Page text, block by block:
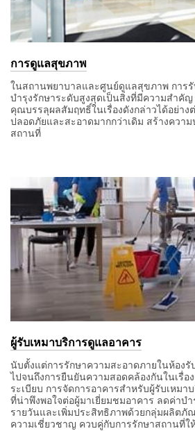
การดูแลสุขภาพ
ในสถานพยาบาลและศูนย์ดูแลสุขภาพ การ
บำรุงรักษาระดับสูงสุดเป็นสิ่งที่มีความสำคั
คุณบรรลุผลสัมฤทธิ์ในเรื่องดังกล่าวได้อย่าง
ปลอดภัยและสะอาดมากกว่าเดิม สร้างความ
สถานที่
ผู้รับเหมาบริการดูแลอาคาร
นับตั้งแต่การรักษาความสะอาดภายในห้อง
ไปจนถึงการยืนยันความสอดคล้องกันในเรื่
ระเบียบ การจัดการอาคารสำหรับผู้รับเหม
ที่น่าพึงพอใจต่อผู้มาเยี่ยมชมอาคาร ลดค่าบ
รายวันและเพิ่มประสิทธิภาพด้วยกลุ่มผลิตภั
ความเชี่ยวชาญ ควบคู่กับการรักษาสถานที่ใ